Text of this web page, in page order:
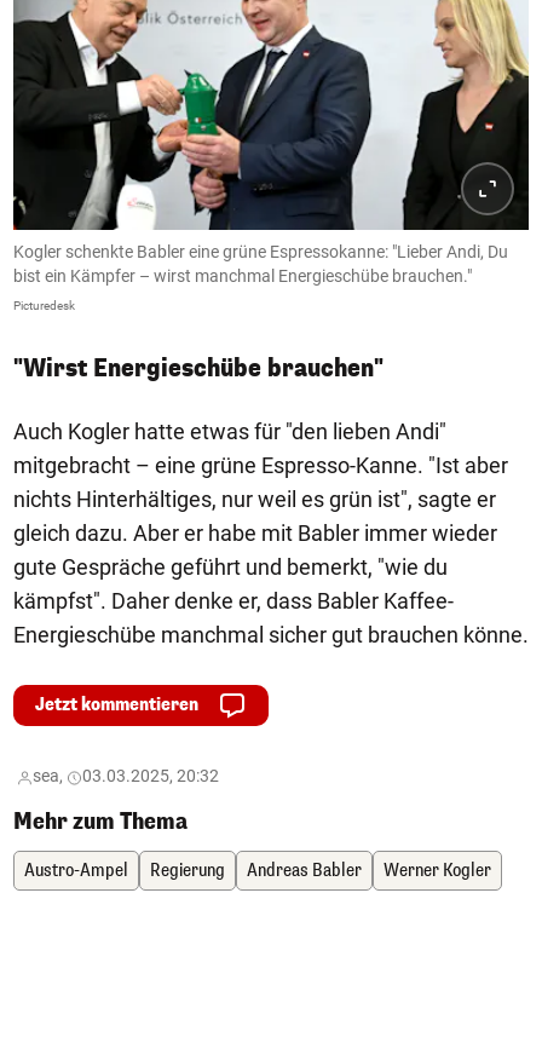
Kogler schenkte Babler eine grüne Espressokanne: "Lieber Andi, Du
bist ein Kämpfer – wirst manchmal Energieschübe brauchen."
Picturedesk
"Wirst Energieschübe brauchen"
Auch Kogler hatte etwas für "den lieben Andi"
mitgebracht – eine grüne Espresso-Kanne. "Ist aber
nichts Hinterhältiges, nur weil es grün ist", sagte er
gleich dazu. Aber er habe mit Babler immer wieder
gute Gespräche geführt und bemerkt, "wie du
kämpfst". Daher denke er, dass Babler Kaffee-
Energieschübe manchmal sicher gut brauchen könne.
Jetzt kommentieren
sea, 03.03.2025, 20:32
Mehr zum Thema
Austro-Ampel Regierung Andreas Babler Werner Kogler